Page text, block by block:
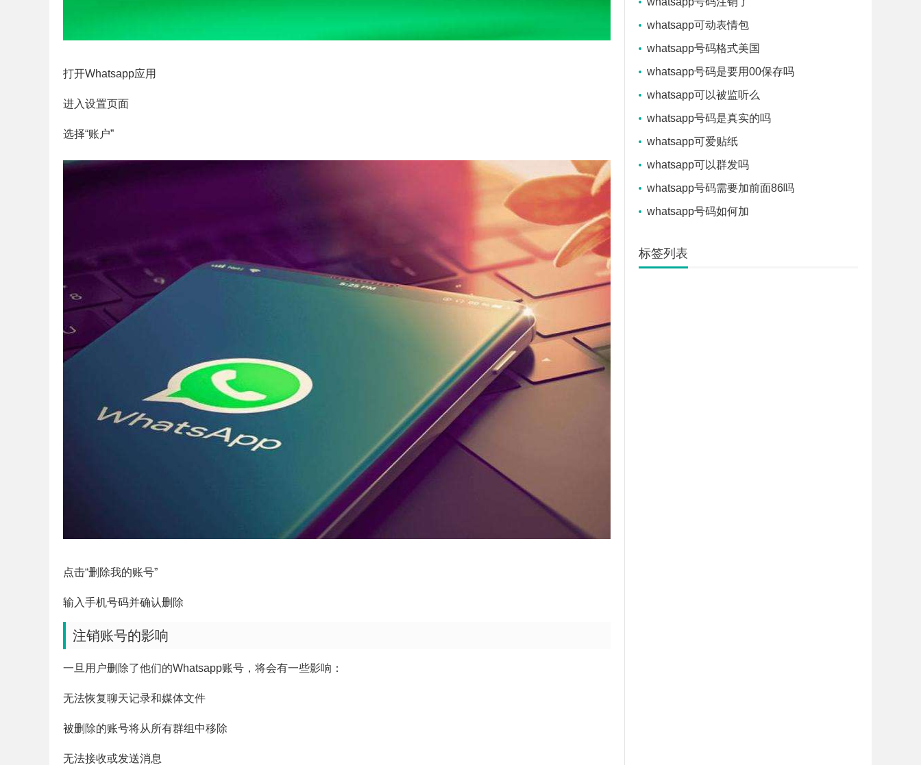
打开Whatsapp应用
进入设置页面
选择“账户”
点击“删除我的账号”
输入手机号码并确认删除
注销账号的影响
一旦用户删除了他们的Whatsapp账号，将会有一些影响：
无法恢复聊天记录和媒体文件
被删除的账号将从所有群组中移除
无法接收或发送消息
whatsapp可动表情包
whatsapp号码格式美国
whatsapp号码是要用00保存吗
whatsapp可以被监听么
whatsapp号码是真实的吗
whatsapp可爱贴纸
whatsapp可以群发吗
whatsapp号码需要加前面86吗
whatsapp号码如何加
标签列表